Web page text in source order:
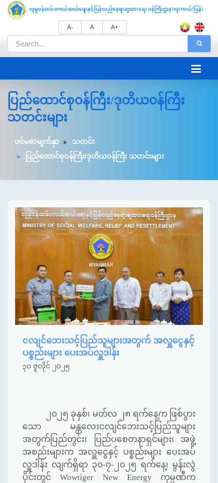
A- A A+
ပြည်ထောင်စုဝန်ကြီး/ဒုတိယဝန်ကြီး
သတင်းများ
ပင်မစာမျက်နှာ
သတင်း
ပြည်ထောင်စုဝန်ကြီး/ဒုတိယဝန်ကြီး သတင်းများ
ငလျင်ဘေးသင့်ပြည်သူများအတွက် အလှူငွေနှင့်
ပစ္စည်းများ ပေးအပ်လှူဒါန်း
၃၀ ဇူလိုင် ၂၀၂၅
၂၀၂၅ ခုနှစ်၊ မတ်လ ၂၈ ရက်နေ့က ဖြစ်ပွား
သော မန္တလေးငလျင်ဘေးသင့်ပြည်သူများ
အတွက်ပြည်တွင်း၊ ပြည်ပစေတနာရှင်များ၊ အဖွဲ့
အစည်းများက အလှူငွေနှင့် ပစ္စည်းများ ပေးအပ်
လှူဒါန်း လျက်ရှိရာ ၃၀-၇-၂၀၂၅ ရက်နေ့၊ မွန်းလွဲ
ပိုင်းတွင်Wowtiger New Energy ကုမ္ပဏီက